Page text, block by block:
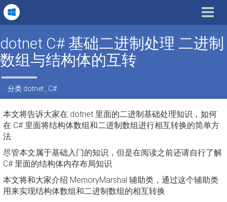
Toggle
dotnet C# 基础二进制处理 二进制
数组与结构体的互转
分类 dotnet C#
本文将告诉大家在 dotnet 里面的二进制基础处理知识，如何
在 C# 里面将结构体数组和二进制数组进行相互转换的简单方
法
尽管本文属于基础入门的知识，但是在阅读之前还请自行了解
C# 里面的结构体内存布局知识
本文将和大家介绍 MemoryMarshal 辅助类，通过这个辅助类
用来实现结构体数组和二进制数组的相互转换